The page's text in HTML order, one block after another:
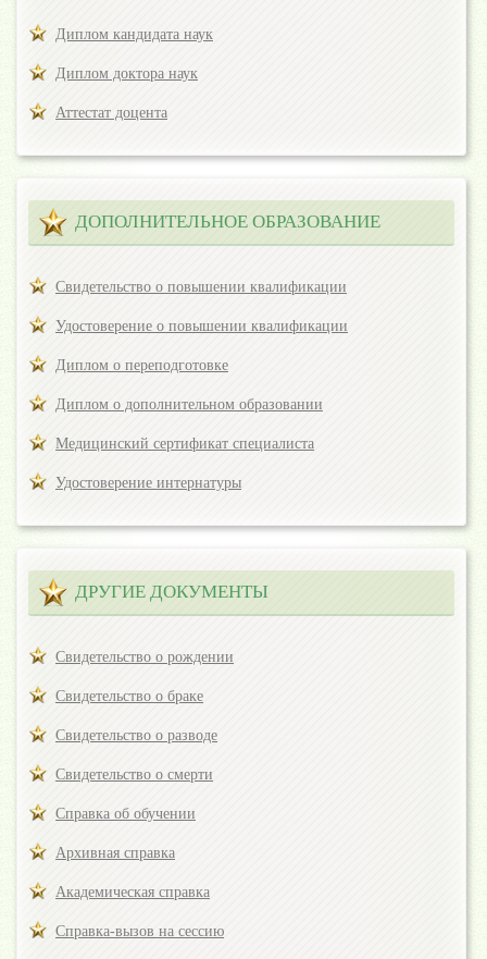
Диплом кандидата наук
Диплом доктора наук
Аттестат доцента
ДОПОЛНИТЕЛЬНОЕ ОБРАЗОВАНИЕ
Свидетельство о повышении квалификации
Удостоверение о повышении квалификации
Диплом о переподготовке
Диплом о дополнительном образовании
Медицинский сертификат специалиста
Удостоверение интернатуры
ДРУГИЕ ДОКУМЕНТЫ
Свидетельство о рождении
Свидетельство о браке
Свидетельство о разводе
Свидетельство о смерти
Справка об обучении
Архивная справка
Академическая справка
Справка-вызов на сессию